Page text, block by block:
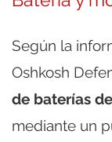
Según la
Oshkosh
de baterías
mediante un